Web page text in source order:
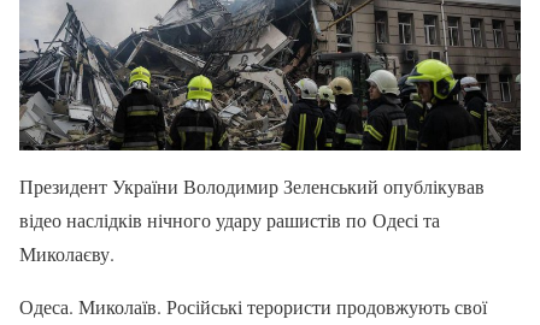
Президент України Володимир Зеленський опублікував
відео наслідків нічного удару рашистів по Одесі та
Миколаєву.
Одеса. Миколаїв. Російські терористи продовжують свої